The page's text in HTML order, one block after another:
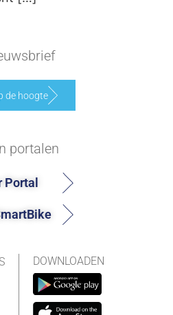
de hoogte
DOWNLOADEN
portalen
Portal